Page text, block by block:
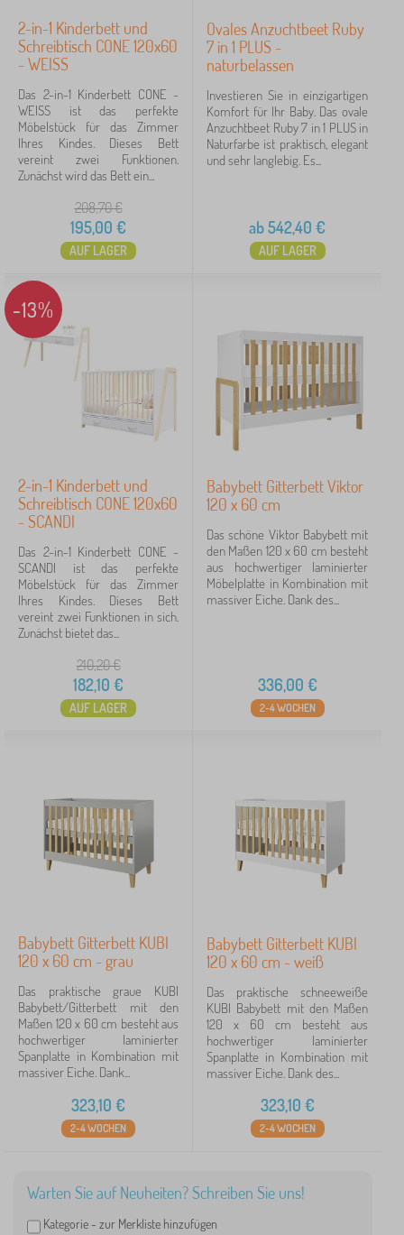
2-in-1 Kinderbett und
Schreibtisch CONE 120x60
- WEISS
Das 2-in-1 Kinderbett CONE -
WEISS ist das perfekte
Möbelstück für das Zimmer
Ihres Kindes. Dieses Bett
vereint zwei Funktionen.
Zunächst wird das Bett ein...
208,70€
195,00 €
AUF LAGER
Ovales Anzuchtbeet Ruby
7 in 1 PLUS -
naturbelassen
Investieren Sie in einzigartigen
Komfort für Ihr Baby. Das ovale
Anzuchtbeet Ruby 7 in 1 PLUS in
Naturfarbe ist praktisch, elegant
und sehr langlebig. Es...
ab542,40 €
AUF LAGER
-13%
2-in-1 Kinderbett und
Schreibtisch CONE 120x60
- SCANDI
Das 2-in-1 Kinderbett CONE -
SCANDI ist das perfekte
Möbelstück für das Zimmer
Ihres Kindes. Dieses Bett
vereint zwei Funktionen in sich.
Zunächst bietet das...
210,20€
182,10 €
AUF LAGER
Babybett Gitterbett Viktor
120 x 60 cm
Das schöne Viktor Babybett mit
den Maßen 120 x 60 cm besteht
aus hochwertiger laminierter
Möbelplatte in Kombination mit
massiver Eiche. Dank des...
336,00 €
2-4 WOCHEN
Babybett Gitterbett KUBI
120 x 60 cm - grau
Das praktische graue KUBI
Babybett/Gitterbett mit den
Maßen 120 x 60 cm besteht aus
hochwertiger laminierter
Spanplatte in Kombination mit
massiver Eiche. Dank...
323,10 €
2-4 WOCHEN
Babybett Gitterbett KUBI
120 x 60 cm - weiß
Das praktische schneeweiße
KUBI Babybett mit den Maßen
120 x 60 cm besteht aus
hochwertiger laminierter
Spanplatte in Kombination mit
massiver Eiche. Dank des...
323,10 €
2-4 WOCHEN
Warten Sie auf Neuheiten? Schreiben Sie uns!
Kategorie - zur Merkliste hinzufügen